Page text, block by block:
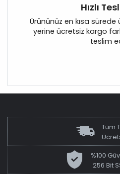
Hızlı
Ürününüz en kısa sürede
yerine ücretsiz kargo
teslim
Tüm
%100
256 Bit